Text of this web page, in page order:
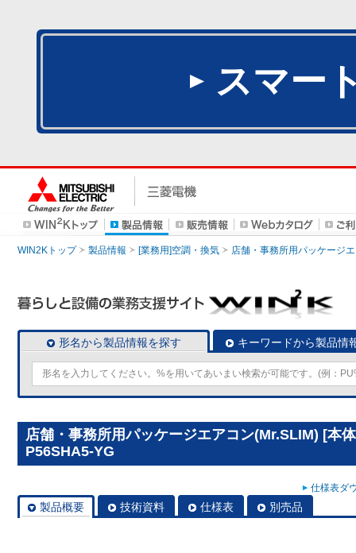
スマー
WIN2Kトップ 製品情報 [業務用]空調・換気 店舗・事務所用パッケージ
形名から製品情報を探す キーワードから製品情
店舗・事務所用パッケージエアコン(Mr.SLIM) [本
P56SHA5-YG
仕様表ダ
製品概要 技術資料 仕様表 別売品